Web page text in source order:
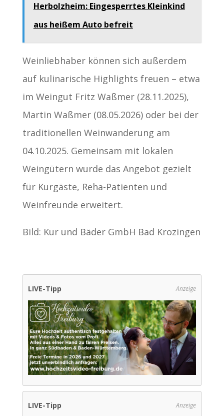
Herbolzheim: Eingesperrtes Kleinkind
aus heißem Auto befreit
Weinliebhaber können sich außerdem
auf kulinarische Highlights freuen – etwa
im Weingut Fritz Waßmer (28.11.2025),
Martin Waßmer (08.05.2026) oder bei der
traditionellen Weinwanderung am
04.10.2025. Gemeinsam mit lokalen
Weingütern wurde das Angebot gezielt
für Kurgäste, Reha-Patienten und
Weinfreunde erweitert.
Bild: Kur und Bäder GmbH Bad Krozingen
LIVE-Tipp Anzeige
LIVE-Tipp Anzeige